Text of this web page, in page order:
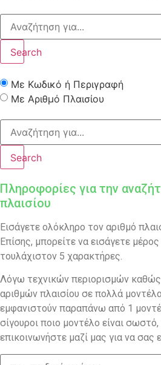
Search
Με Κωδικό ή Περιγραφή
Με Αριθμό Πλαισίου
Search
Πληροφορίες για την
πλαισίου
Εισάγετε ολόκληρο τον αριθμό
Επίσης, μπορείτε να εισάγετε
τουλάχιστον 5 χαρακτήρες.
Λόγω τεχνικών περιορισμών καθώς
αριθμών πλαισίου σε πολλά
εμφανιστούν παραπάνω από 1
σίγουροι ποιο μοντέλο είναι
επικοινωνήστε μαζί μας για να σας